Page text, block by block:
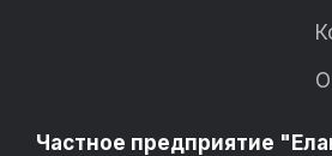
Частное предприятие